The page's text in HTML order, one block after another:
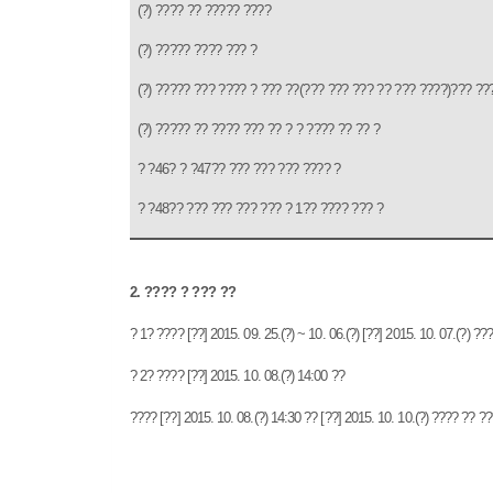
(?)???? ?? ????? ????
(?)????? ???? ??? ?
(?)????? ??? ???? ? ??? ??(??? ??? ??? ?? ??? ????)???
(?)????? ?? ???? ??? ?? ? ? ???? ?? ?? ?
? ?46? ? ?47?? ??? ??? ??? ???? ?
? ?48?? ??? ??? ??? ??? ? 1?? ???? ??? ?
2. ???? ? ??? ??
? 1? ???? [??] 2015. 09. 25.(?) ~ 10. 06.(?) [??] 2015. 10. 07.(?)
?2? ???? [??] 2015. 10. 08.(?) 14:00 ??
???? [??] 2015. 10. 08.(?) 14:30?? [??] 2015. 10. 10.(?)???? ??